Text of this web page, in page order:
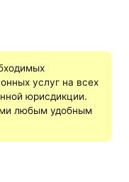
услуг на всех
юрисдикции.
любым удобным